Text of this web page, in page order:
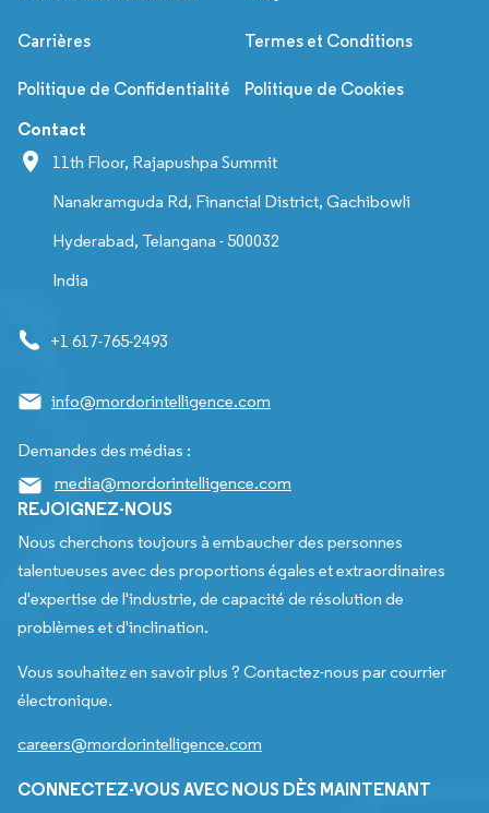
Carrières Termes et Conditions
Politique de Confidentialité Politique de Cookies
Contact
11th Floor, Rajapushpa Summit
Nanakramguda Rd, Financial District, Gachibowli
Hyderabad, Telangana - 500032
India
+1 617-765-2493
info@mordorintelligence.com
Demandes des médias :
media@mordorintelligence.com
REJOIGNEZ-NOUS
Nous cherchons toujours à embaucher des personnes
talentueuses avec des proportions égales et extraordinaires
d'expertise de l'industrie, de capacité de résolution de
problèmes et d'inclination.
Vous souhaitez en savoir plus ? Contactez-nous par courrier
électronique.
careers@mordorintelligence.com
CONNECTEZ-VOUS AVEC NOUS DÈS MAINTENANT